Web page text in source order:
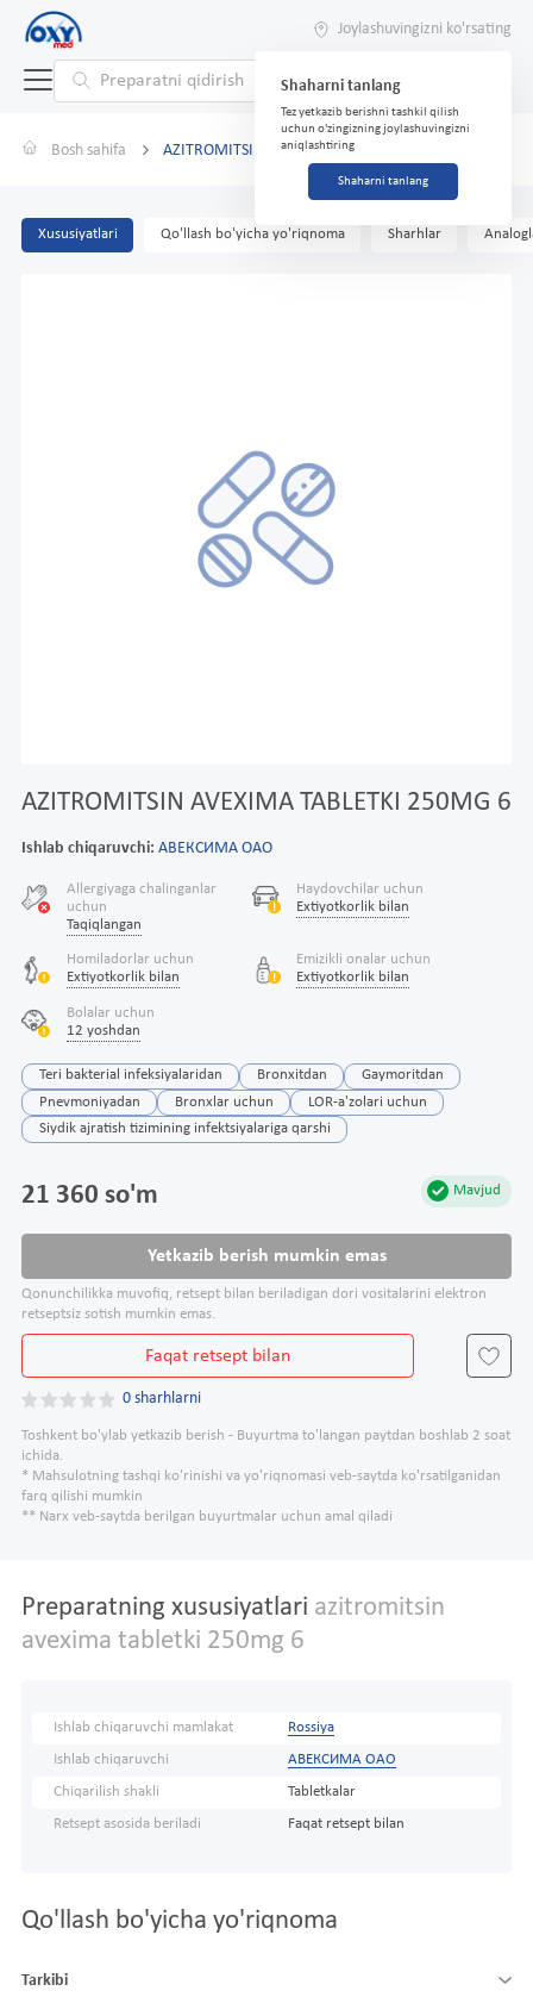
Joylashuvingizni ko'rsating
Shaharni tanlang
Tez yetkazib berishni tashkil qilish
uchun o'zingizning joylashuvingizni
aniqlashtiring
Shaharni tanlang
Bosh sahifa AZITROMITSIN AVEXIMA TABLETKI 250MG 6
Xususiyatlari Qo'llash bo'yicha yo'riqnoma Sharhlar
AZITROMITSIN AVEXIMA TABLETKI 250MG 6
Ishlab chiqaruvchi: АВЕКСИМА ОАО
Allergiyaga chalinganlar
uchun
Taqiqlangan
Haydovchilar uchun
Extiyotkorlik bilan
Homiladorlar uchun
Extiyotkorlik bilan
Emizikli onalar uchun
Extiyotkorlik bilan
Bolalar uchun
12 yoshdan
Teri bakterial infeksiyalaridan Bronxitdan
Gaymoritdan
Pnevmoniyadan
Bronxlar uchun
LOR-a'zolari uchun
Siydik ajratish tizimining infektsiyalariga qarshi
Mavjud
21 360 so'm
Yetkazib berish mumkin emas
Qonunchilikka muvofiq, retsept bilan beriladigan dori vositalarini elektron
retseptsiz sotish mumkin emas.
Faqat retsept bilan
0 sharhlarni
Toshkent bo'ylab yetkazib berish - Buyurtma to'langan paytdan boshlab 2 soat
ichida.
* Mahsulotning tashqi ko'rinishi va yo'riqnomasi veb-saytda ko'rsatilganidan
farq qilishi mumkin
** Narx veb-saytda berilgan buyurtmalar uchun amal qiladi
Preparatning xususiyatlari azitromitsin
avexima tabletki 250mg 6
Ishlab chiqaruvchi mamlakat Rossiya
Ishlab chiqaruvchi АВЕКСИМА ОАО
Chiqarilish shakli Tabletkalar
Retsept asosida beriladi Faqat retsept bilan
Qo'llash bo'yicha yo'riqnoma
Tarkibi